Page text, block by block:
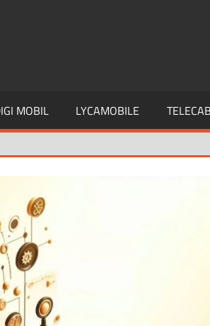
MOBIL LYCAMOBILE